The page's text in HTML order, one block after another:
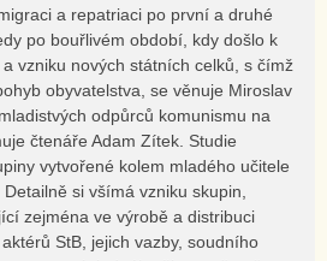
a repatriaci po první a druhé
po bouřlivém období, kdy došlo k
vzniku nových státních celků, s čímž
obyvatelstva, se věnuje Miroslav
odpůrců komunismu na
čtenáře Adam Zítek. Studie
vytvořené kolem mladého učitele
si všímá vzniku skupin,
zejména ve výrobě a distribuci
StB, jejich vazby, soudního